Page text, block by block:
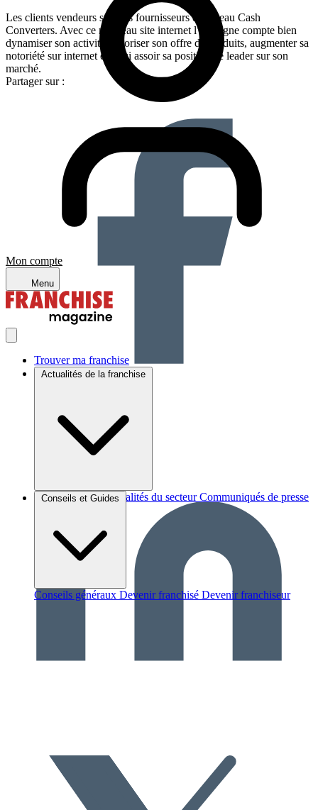
Mon compte
Menu
Trouver ma franchise
Actualités de la franchise
Brèves et actus Actualités du secteur Communiqués de presse
Conseils et Guides
Conseils généraux Devenir franchisé Devenir franchiseur
Les clients vendeurs sont les fournisseurs du réseau Cash
Converters. Avec ce nouveau site internet l’enseigne compte bien
dynamiser son activité, valoriser son offre de produits, augmenter sa
notoriété sur internet et ainsi assoir sa position de leader sur son
marché.
Partager sur :